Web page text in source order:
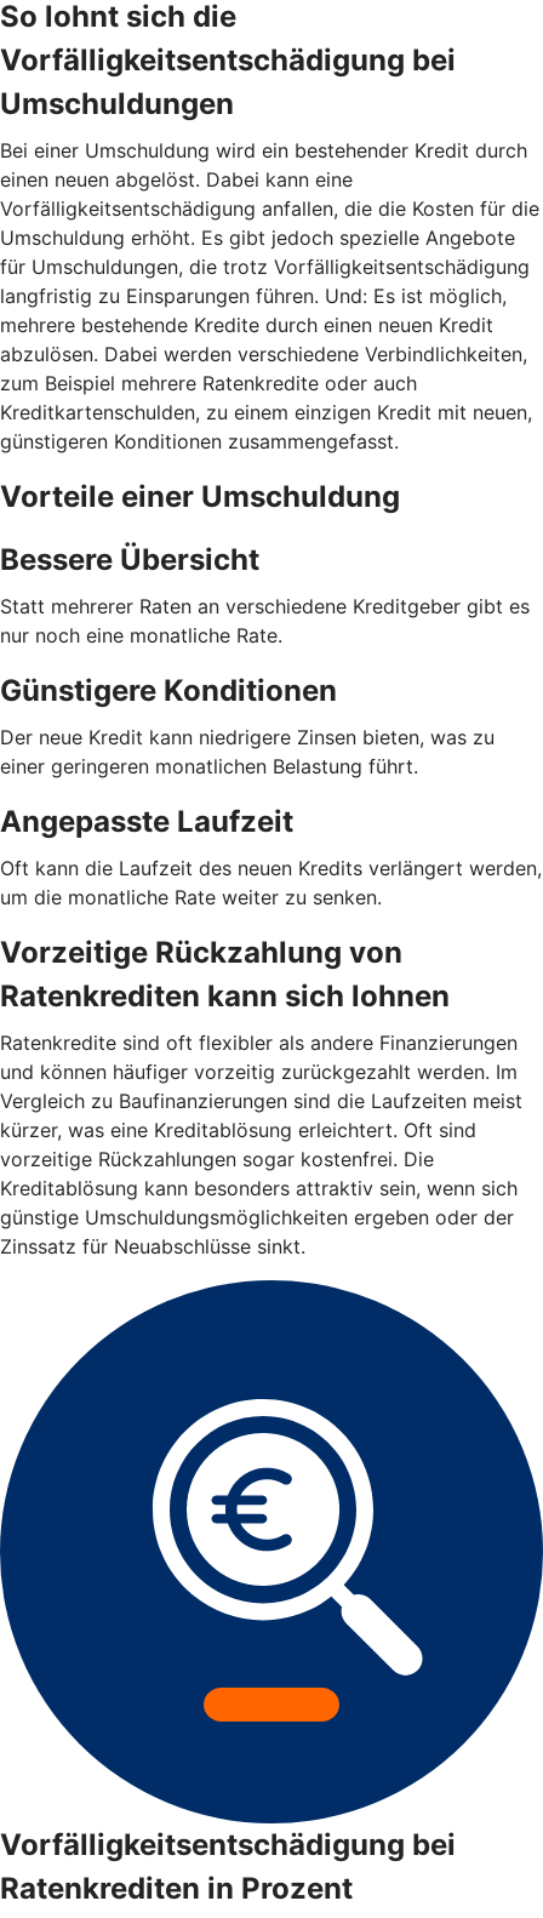
So lohnt sich die
Vorfälligkeitsentschädigung bei
Umschuldungen
Bei einer Umschuldung wird ein bestehender Kredit durch
einen neuen abgelöst. Dabei kann eine
Vorfälligkeitsentschädigung anfallen, die die Kosten für die
Umschuldung erhöht. Es gibt jedoch spezielle Angebote
für Umschuldungen, die trotz Vorfälligkeitsentschädigung
langfristig zu Einsparungen führen. Und: Es ist möglich,
mehrere bestehende Kredite durch einen neuen Kredit
abzulösen. Dabei werden verschiedene Verbindlichkeiten,
zum Beispiel mehrere Ratenkredite oder auch
Kreditkartenschulden, zu einem einzigen Kredit mit neuen,
günstigeren Konditionen zusammengefasst.
Vorteile einer Umschuldung
Bessere Übersicht
Statt mehrerer Raten an verschiedene Kreditgeber gibt es
nur noch eine monatliche Rate.
Günstigere Konditionen
Der neue Kredit kann niedrigere Zinsen bieten, was zu
einer geringeren monatlichen Belastung führt.
Angepasste Laufzeit
Oft kann die Laufzeit des neuen Kredits verlängert werden,
um die monatliche Rate weiter zu senken.
Vorzeitige Rückzahlung von
Ratenkrediten kann sich lohnen
Ratenkredite sind oft flexibler als andere Finanzierungen
und können häufiger vorzeitig zurückgezahlt werden. Im
Vergleich zu Baufinanzierungen sind die Laufzeiten meist
kürzer, was eine Kreditablösung erleichtert. Oft sind
vorzeitige Rückzahlungen sogar kostenfrei. Die
Kreditablösung kann besonders attraktiv sein, wenn sich
günstige Umschuldungsmöglichkeiten ergeben oder der
Zinssatz für Neuabschlüsse sinkt.
Vorfälligkeitsentschädigung bei
Ratenkrediten in Prozent